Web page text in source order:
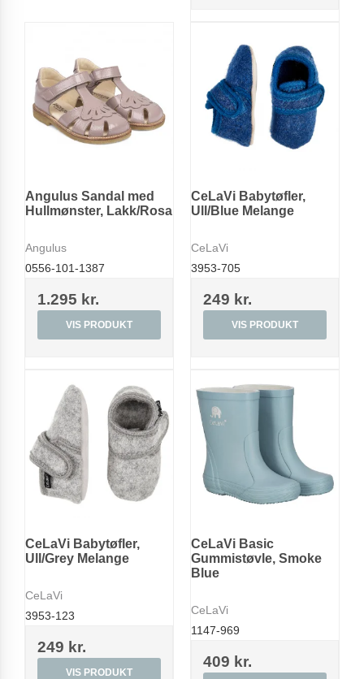
Angulus Sandal med
Hullmønster, Lakk/Rosa
Angulus
0556-101-1387
1.295 kr.
VIS PRODUKT
CeLaVi Babytøfler,
Ull/Blue Melange
CeLaVi
3953-705
249 kr.
VIS PRODUKT
CeLaVi Babytøfler,
Ull/Grey Melange
CeLaVi
3953-123
249 kr.
VIS PRODUKT
CeLaVi Basic
Gummistøvle, Smoke
Blue
CeLaVi
1147-969
409 kr.